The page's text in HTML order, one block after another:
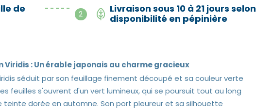
de
- - - - -
2
Livraison sous 10 à 21 jours selon
disponibilité en pépinière
Viridis : Un érable japonais au charme gracieux
séduit par son feuillage finement découpé et sa couleur verte
feuilles s'ouvrent d'un vert lumineux, qui se poursuit tout au long
teinte dorée en automne. Son port pleureur et sa silhouette